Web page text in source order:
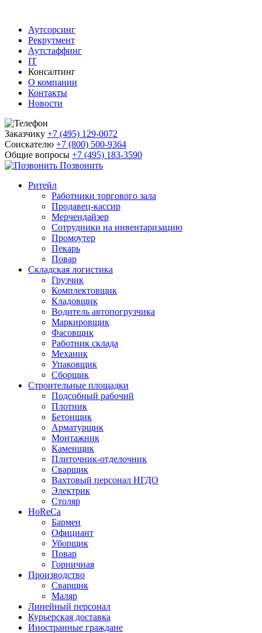
Аутсорсинг
Рекрутмент
Аутстаффинг
IT
Консалтинг
О компании
Контакты
Новости
Заказчику +7 (495) 129-0072
Соискателю +7 (800) 500-9364
Общие вопросы +7 (495) 183-3590
Позвонить
Ритейл
Работники торгового зала
Продавец-кассир
Мерчендайзер
Сотрудники на инвентаризацию
Промоутер
Пекарь
Повар
Складская логистика
Грузчик
Комплектовщик
Кладовщик
Водитель автопогрузчика
Маркировщик
Фасовщик
Работник склада
Механик
Упаковщик
Сборщик
Строительные площадки
Подсобный рабочий
Плотник
Бетонщик
Арматурщик
Монтажник
Каменщик
Плиточник-отделочник
Сварщик
Вахтовый персонал НГДО
Электрик
Столяр
HoReCa
Бармен
Официант
Уборщик
Повар
Горничная
Производство
Сварщик
Маляр
Линейный персонал
Курьерская доставка
Иностранные граждане